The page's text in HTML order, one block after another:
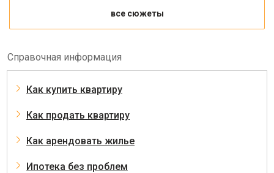
все сюжеты
Справочная информация
Как купить квартиру
Как продать квартиру
Как арендовать жилье
Ипотека без проблем